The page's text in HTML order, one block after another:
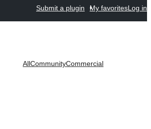
Submit a plugin My favoritesLog in
AllCommunityCommercial